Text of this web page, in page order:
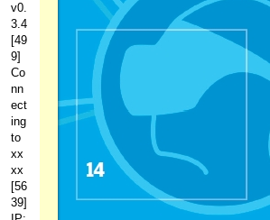
v0.
3.4
[49
9]
Co
nn
ect
ing
to
xx
xx
[56
39]